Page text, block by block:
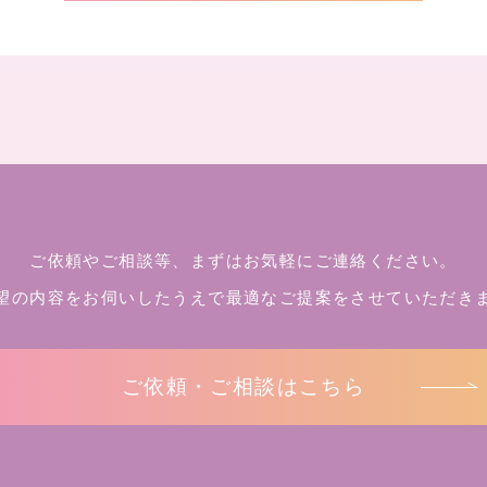
ご依頼やご相談等、まずはお気軽にご連絡ください。
の内容をお伺いしたうえで最適なご提案をさせていただき
ご依頼・ご相談はこちら